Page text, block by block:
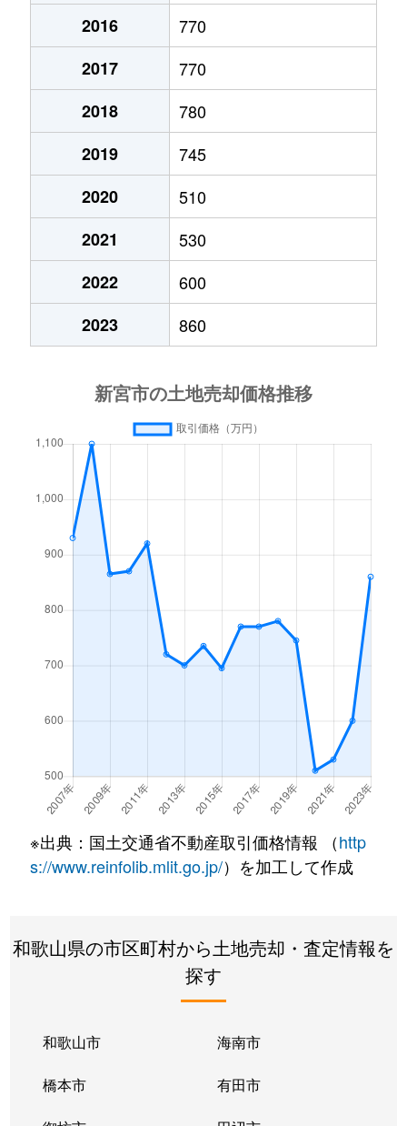
390万円
650万円
5,400万円
1,900万円
1,200万円
三輪崎
100万円
2016
770
2017
770
2018
780
2019
745
2020
510
2021
530
2022
600
2023
860
※出典：国土交通省不動産取引価格情報 （http
s://www.reinfolib.mlit.go.jp/）を加工して作成
和歌山県の市区町村から土地売却・査定情報を
探す
和歌山市 海南市
橋本市 有田市